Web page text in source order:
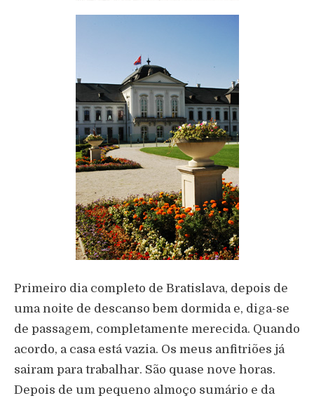
Primeiro dia completo de Bratislava, depois de
uma noite de descanso bem dormida e, diga-se
de passagem, completamente merecida. Quando
acordo, a casa está vazia. Os meus anfitriões já
sairam para trabalhar. São quase nove horas.
Depois de um pequeno almoço sumário e da